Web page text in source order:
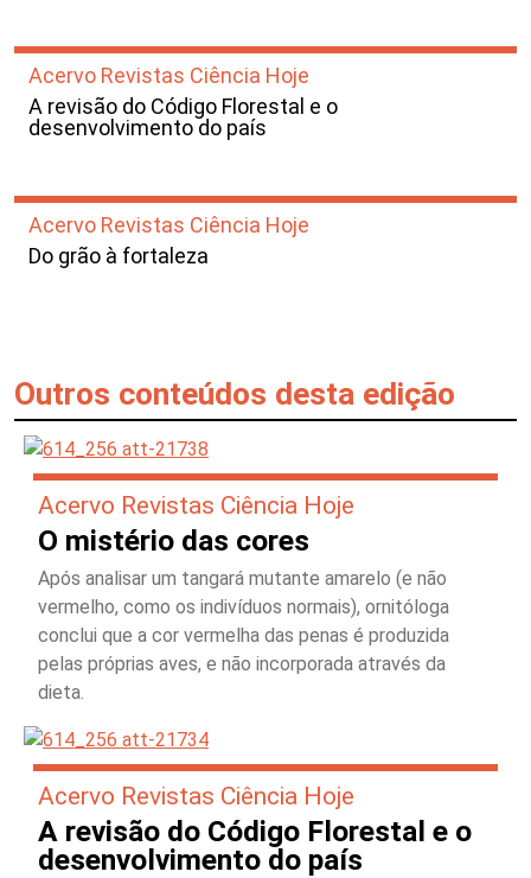
Acervo Revistas Ciência Hoje
A revisão do Código Florestal e o
desenvolvimento do país
Acervo Revistas Ciência Hoje
Do grão à fortaleza
Outros conteúdos desta edição
Acervo Revistas Ciência Hoje
O mistério das cores
Após analisar um tangará mutante amarelo (e não
vermelho, como os indivíduos normais), ornitóloga
conclui que a cor vermelha das penas é produzida
pelas próprias aves, e não incorporada através da
dieta.
Acervo Revistas Ciência Hoje
A revisão do Código Florestal e o
desenvolvimento do país